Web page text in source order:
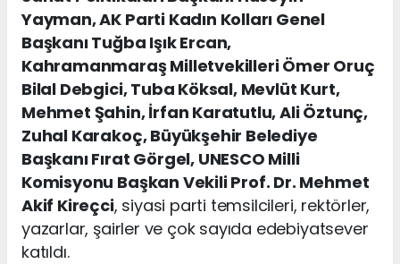
Yayman, AK Parti Kadın Kolları Genel
Başkanı Tuğba Işık Ercan,
Kahramanmaraş Milletvekilleri Ömer Oruç
Bilal Debgici, Tuba Köksal, Mevlüt Kurt,
Mehmet Şahin, İrfan Karatutlu, Ali Öztunç,
Zuhal Karakoç, Büyükşehir Belediye
Başkanı Fırat Görgel, UNESCO Milli
Komisyonu Başkan Vekili Prof. Dr. Mehmet
Akif Kireçci, siyasi parti temsilcileri, rektörler,
yazarlar, şairler ve çok sayıda edebiyatsever
katıldı.